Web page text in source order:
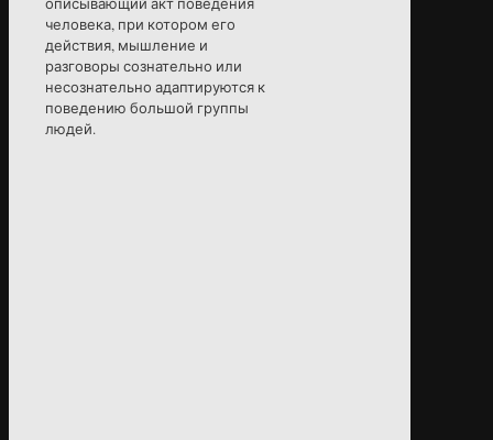
человека, при котором его
действия, мышление и
разговоры сознательно или
несознательно адаптируются к
поведению большой группы
людей.